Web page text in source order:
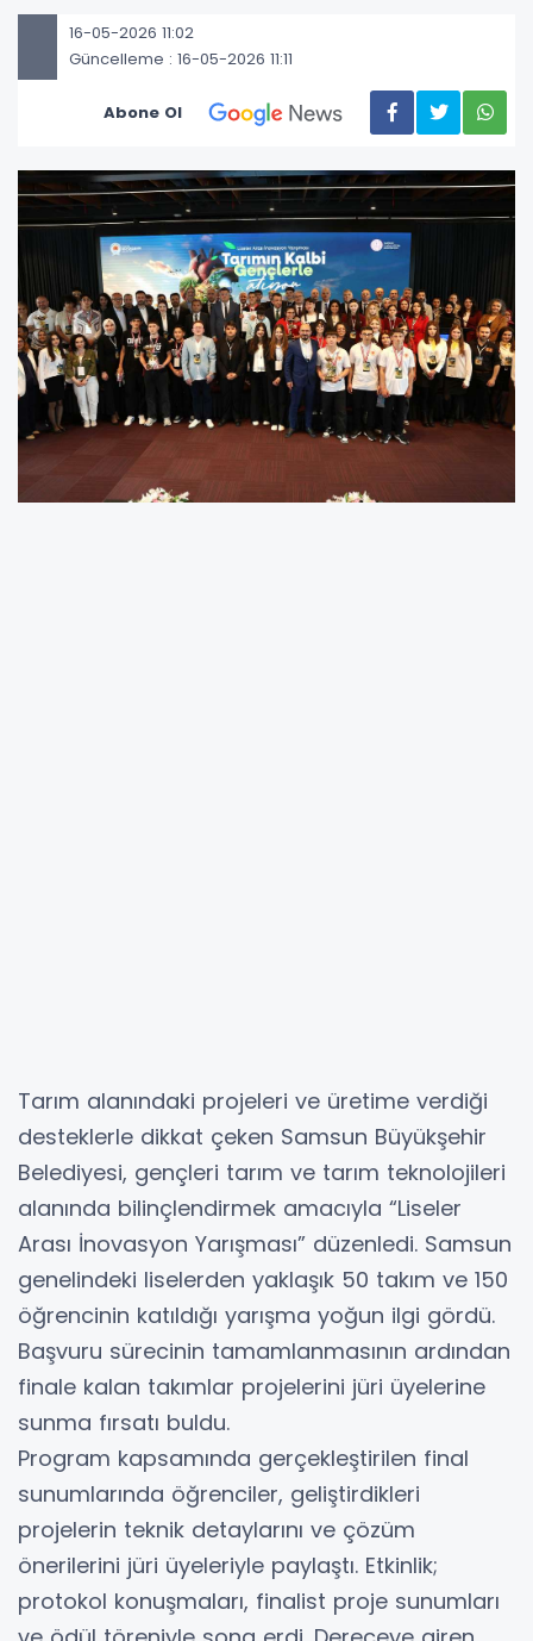
16-05-2026 11:02
Güncelleme : 16-05-2026 11:11
Abone Ol
Tarım alanındaki projeleri ve üretime verdiği
desteklerle dikkat çeken Samsun Büyükşehir
Belediyesi, gençleri tarım ve tarım teknolojileri
alanında bilinçlendirmek amacıyla “Liseler
Arası İnovasyon Yarışması” düzenledi. Samsun
genelindeki liselerden yaklaşık 50 takım ve 150
öğrencinin katıldığı yarışma yoğun ilgi gördü.
Başvuru sürecinin tamamlanmasının ardından
finale kalan takımlar projelerini jüri üyelerine
sunma fırsatı buldu.
Program kapsamında gerçekleştirilen final
sunumlarında öğrenciler, geliştirdikleri
projelerin teknik detaylarını ve çözüm
önerilerini jüri üyeleriyle paylaştı. Etkinlik;
protokol konuşmaları, finalist proje sunumları